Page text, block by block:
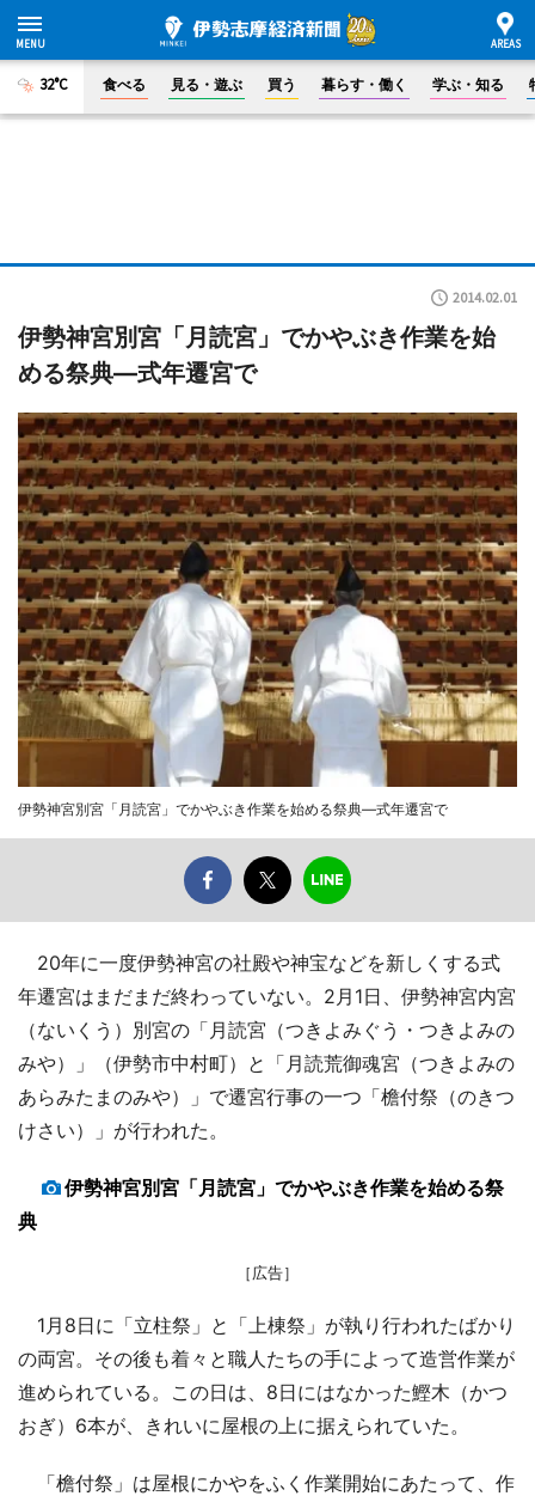
32°C 食べる 見る・遊ぶ 買う 暮らす・働く 学ぶ・知る
2014.02.01
伊勢神宮別宮「月読宮」でかやぶき作業を始
める祭典―式年遷宮で
伊勢神宮別宮「月読宮」でかやぶき作業を始める祭典―式年遷宮で
20年に一度伊勢神宮の社殿や神宝などを新しくする式
年遷宮はまだまだ終わっていない。2月1日、伊勢神宮内宮
（ないくう）別宮の「月読宮（つきよみぐう・つきよみの
みや）」（伊勢市中村町）と「月読荒御魂宮（つきよみの
あらみたまのみや）」で遷宮行事の一つ「檐付祭（のきつ
けさい）」が行われた。
伊勢神宮別宮「月読宮」でかやぶき作業を始める祭
典
［広告］
1月8日に「立柱祭」と「上棟祭」が執り行われたばかり
の両宮。その後も着々と職人たちの手によって造営作業が
進められている。この日は、8日にはなかった鰹木（かつ
おぎ）6本が、きれいに屋根の上に据えられていた。
「檐付祭」は屋根にかやをふく作業開始にあたって、作